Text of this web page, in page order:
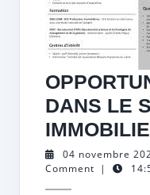
DANS LE
04 novembre
Comment |